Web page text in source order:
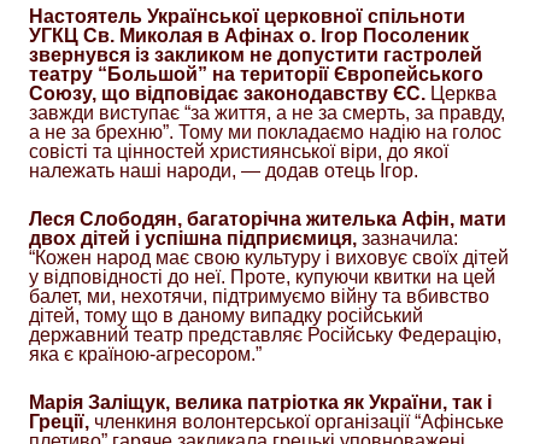
Настоятель Української церковної спільноти
УГКЦ Св. Миколая в Афінах о. Ігор Посоленик
звернувся із закликом не допустити гастролей
театру “Большой” на території Європейського
Союзу, що відповідає законодавству ЄС. Церква
завжди виступає “за життя, а не за смерть, за правду,
а не за брехню”. Тому ми покладаємо надію на голос
совісті та цінностей християнської віри, до якої
належать наші народи, — додав отець Ігор.
Леся Слободян, багаторічна жителька Афін, мати
двох дітей і успішна підприємиця, зазначила:
“Кожен народ має свою культуру і виховує своїх дітей
у відповідності до неї. Проте, купуючи квитки на цей
балет, ми, нехотячи, підтримуємо війну та вбивство
дітей, тому що в даному випадку російський
державний театр представляє Російську Федерацію,
яка є країною-агресором.”
Марія Заліщук, велика патріотка як України, так і
Греції, членкиня волонтерської організації “Афінське